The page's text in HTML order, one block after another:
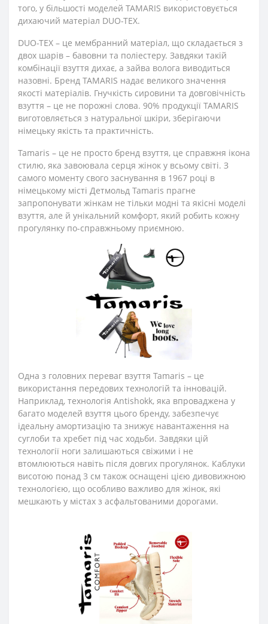
того, у більшості моделей TAMARIS використовується
дихаючий матеріал DUO-TEX.
DUO-TEX – це мембранний матеріал, що складається з
двох шарів – бавовни та поліестеру. Завдяки такій
комбінації взуття дихає, а зайва волога виводиться
назовні. Бренд TAMARIS надає великого значення
якості матеріалів. Гнучкість сировини та довговічність
взуття – це не порожні слова. 90% продукції TAMARIS
виготовляється з натуральної шкіри, зберігаючи
німецьку якість та практичність.
Tamaris – це не просто бренд взуття, це справжня ікона
стилю, яка завоювала серця жінок у всьому світі. З
самого моменту свого заснування в 1967 році в
німецькому місті Детмольд Tamaris прагне
запропонувати жінкам не тільки модні та якісні моделі
взуття, але й унікальний комфорт, який робить кожну
прогулянку по-справжньому приємною.
Одна з головних переваг взуття Tamaris – це
використання передових технологій та інновацій.
Наприклад, технологія Antishokk, яка впроваджена у
багато моделей взуття цього бренду, забезпечує
ідеальну амортизацію та знижує навантаження на
суглоби та хребет під час ходьби. Завдяки цій
технології ноги залишаються свіжими і не
втомлюються навіть після довгих прогулянок. Каблуки
висотою понад 3 см також оснащені цією дивовижною
технологією, що особливо важливо для жінок, які
мешкають у містах з асфальтованими дорогами.